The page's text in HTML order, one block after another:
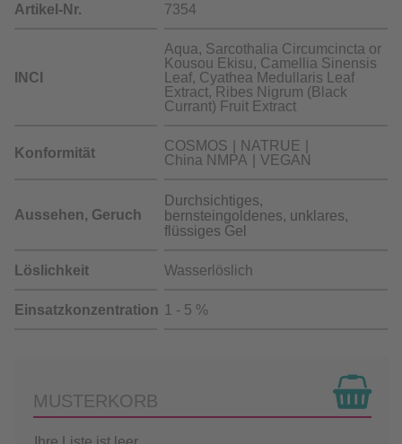
Artikel-Nr. 7354
INCI
Aqua, Sarcothalia Circumcincta or
Kousou Ekisu, Camellia Sinensis
Leaf, Cyathea Medullaris Leaf
Extract, Ribes Nigrum (Black
Currant) Fruit Extract
Konformität COSMOS
NATRUE
China NMPA
VEGAN
Aussehen, Geruch
Durchsichtiges,
bernsteingoldenes, unklares,
flüssiges Gel
Löslichkeit Wasserlöslich
Einsatzkonzentration 1 - 5 %
MUSTERKORB